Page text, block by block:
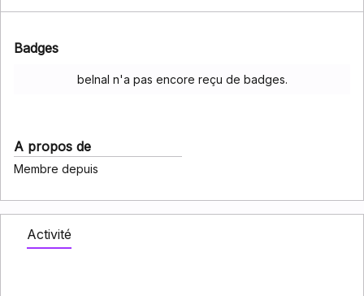
Badges
belnal n'a pas encore reçu de badges.
A propos de
Membre depuis
Activité